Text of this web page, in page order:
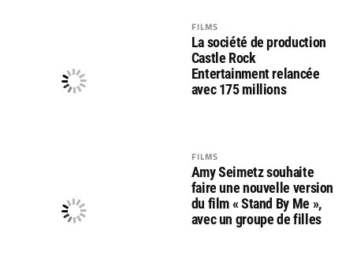
FILMS
La société de production
Castle Rock
Entertainment relancée
avec 175 millions
FILMS
Amy Seimetz souhaite
faire une nouvelle version
du film « Stand By Me »,
avec un groupe de filles